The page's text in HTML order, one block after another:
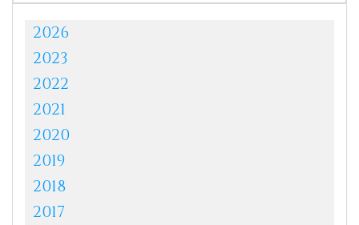
2026
2023
2022
2021
2020
2019
2018
2017